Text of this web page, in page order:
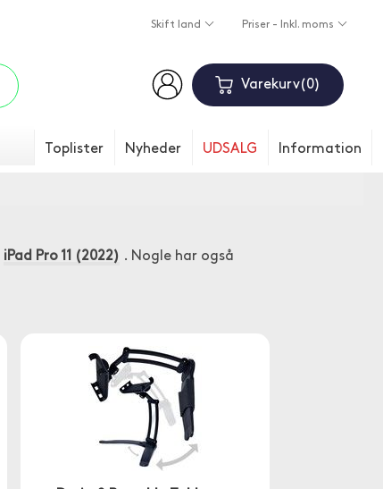
Skift land Priser - Inkl. moms
Varekurv 0
Toplister Nyheder UDSALG Information
iPad Pro 11 (2022) . Nogle har også